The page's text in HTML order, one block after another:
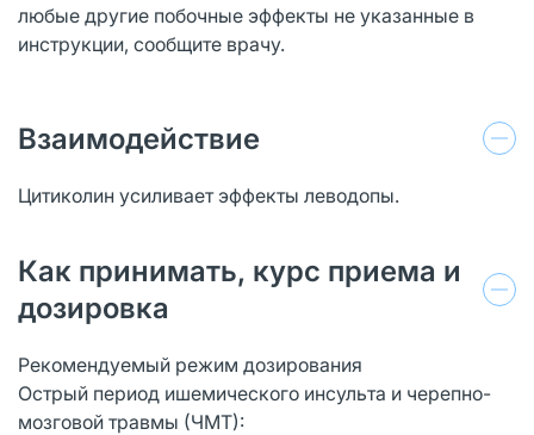
любые другие побочные эффекты не указанные в
инструкции, сообщите врачу.
Взаимодействие
Цитиколин усиливает эффекты леводопы.
Как принимать, курс приема и
дозировка
Рекомендуемый режим дозирования
Острый период ишемического инсульта и черепно-
мозговой травмы (ЧМТ):